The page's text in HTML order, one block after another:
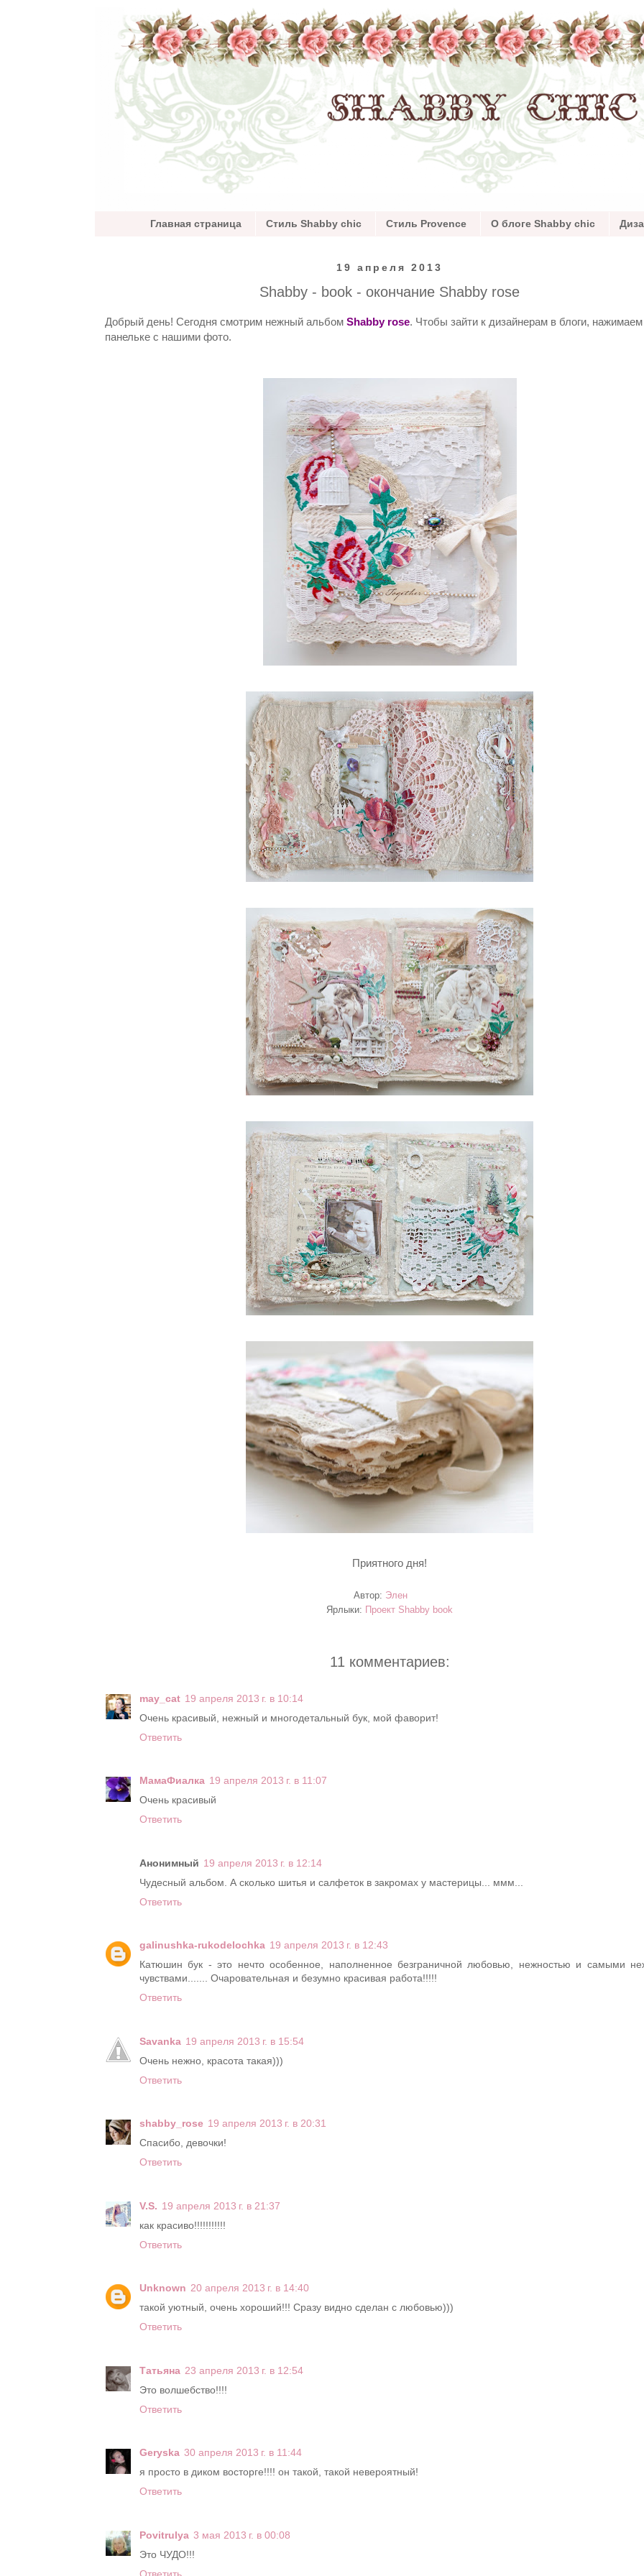
Главная страница Стиль Shabby chic Стиль Provence О блоге Shabby chic
19 апреля 2013
Shabby - book - окончание Shabby rose
Добрый день! Сегодня смотрим нежный альбом Shabby rose. Чтобы зайти к дизайнерам в блоги,
панельке с нашими фото.
Приятного дня!
Автор: Элен
Ярлыки: Проект Shabby book
11 комментариев:
may_cat 19 апреля 2013 г. в 10:14
Очень красивый, нежный и многодетальный бук, мой фаворит!
Ответить
МамаФиалка 19 апреля 2013 г. в 11:07
Очень красивый
Ответить
Анонимный 19 апреля 2013 г. в 12:14
Чудесный альбом. А сколько шитья и салфеток в закромах у мастерицы... ммм...
Ответить
galinushka-rukodelochka 19 апреля 2013 г. в 12:43
Катюшин бук - это нечто особенное, наполненное безграничной любовью, нежностью и самыми
чувствами....... Очаровательная и безумно красивая работа!!!!!
Ответить
Savanka 19 апреля 2013 г. в 15:54
Очень нежно, красота такая)))
Ответить
shabby_rose 19 апреля 2013 г. в 20:31
Спасибо, девочки!
Ответить
V.S. 19 апреля 2013 г. в 21:37
как красиво!!!!!!!!!!!
Ответить
Unknown 20 апреля 2013 г. в 14:40
такой уютный, очень хороший!!! Сразу видно сделан с любовью)))
Ответить
Татьяна 23 апреля 2013 г. в 12:54
Это волшебство!!!!
Ответить
Geryska 30 апреля 2013 г. в 11:44
я просто в диком восторге!!!! он такой, такой невероятный!
Ответить
Povitrulya 3 мая 2013 г. в 00:08
Это ЧУДО!!!
Ответить